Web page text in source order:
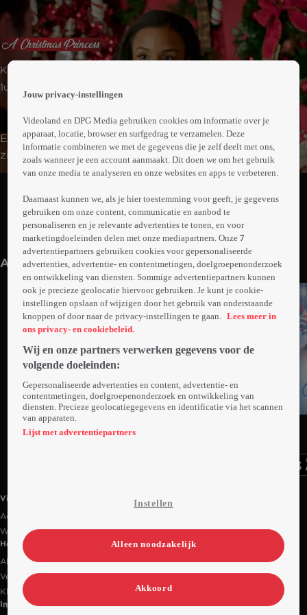
Komedie
1uur23min
Een Europese prins is bezig met de voorbereiding van
zijn kerstgaladiner in New York als hij gaat eten in het
restaurant van Jessica. Hij is onder de indruk van haar
galadiner. Ze worden verliefd op elkaar, maar stuiten op
verzet van zijn familie en een jaloerse socialite.
Abonneren op Videoland
Meer
info
Anderen kijken ook
Ga
naar
Videoland
Actiecode
Werken bij RTL
Handige links
Alle films & series
Veelgestelde vragen
Klantenservice
Informatie
Jouw privacy-instellingen
Videoland en DPG Media gebruiken cookies om informatie over je
apparaat, locatie, browser en surfgedrag te verzamelen. Deze
informatie combineren we met de gegevens die je zelf deelt met ons,
zoals wanneer je een account aanmaakt. Dit doen we om het gebruik
van onze media te analyseren en onze websites en apps te verbeteren.
Daarnaast kunnen we, als je hier toestemming voor geeft, je gegevens
gebruiken om onze content, communicatie en aanbod te
personaliseren en je relevante advertenties te tonen, en voor
marketingdoeleinden delen met onze mediapartners. Onze7
advertentiepartners gebruiken cookies voor gepersonaliseerde
advertenties, advertentie- en contentmetingen, doelgroepenonderzoek
en ontwikkeling van diensten. Sommige advertentiepartners kunnen
ook je precieze geolocatie hiervoor gebruiken. Je kunt je cookie-
instellingen opslaan of wijzigen door het gebruik van onderstaande
knoppen of door naar de privacy-instellingen te gaan.
Lees meer in
ons privacy- en cookiebeleid.
Wij en onze partners verwerken gegevens voor de
volgende doeleinden:
Gepersonaliseerde advertenties en content, advertentie- en
contentmetingen, doelgroepenonderzoek en ontwikkeling van
diensten. Precieze geolocatiegegevens en identificatie via het scannen
van apparaten.
Lijst met advertentiepartners
Instellen
Alleen noodzakelijk
Akkoord